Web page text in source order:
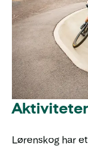
Lørenskog har